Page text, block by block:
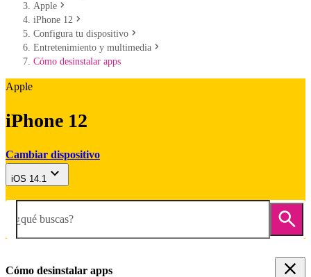
Apple
iPhone 12
Configura tu dispositivo
Entretenimiento y multimedia
Cómo desinstalar apps
Apple
iPhone 12
Cambiar dispositivo
iOS 14.1
¿qué buscas?
Cómo desinstalar apps